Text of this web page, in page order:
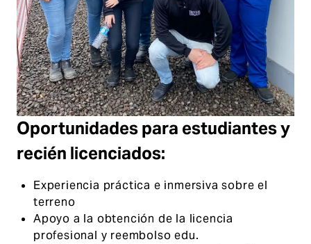
Oportunidades para estudiantes y
recién licenciados:
Experiencia práctica e inmersiva sobre el
terreno
Apoyo a la obtención de la licencia
profesional y reembolso edu.